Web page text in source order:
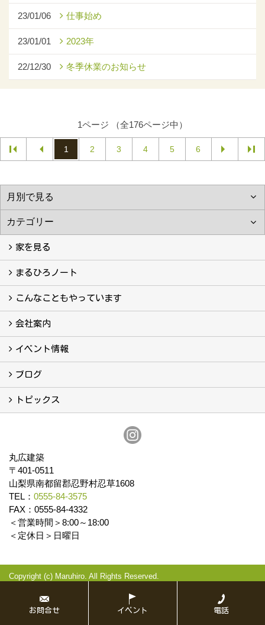
23/01/06 仕事始め
23/01/01 2023年
22/12/30 冬季休業のお知らせ
1ページ （全176ページ中）
1 2 3 4 5 6
家を見る
フォトギャラリー
現場レポート
完工事例
お客様の声
まるひろノート
真っ直ぐの家づくり
自慢の大工たち
こだわりの自然素材
快適な家のエッセンス
注文住宅ができるまで
こんなこともやっています
こんなこともやっています
会社案内
会社案内
まるひろの人
スタッフ紹介
プライバシーポリシー
イベント情報
イベント予告
イベント報告
ブログ
ブログ
トピックス
丸広建築
〒401-0511
山梨県南都留郡忍野村忍草1608
TEL： 0555-84-3575
FAX：0555-84-4332
＜営業時間＞8:00～18:00
＜定休日＞日曜日
Copyright (c) Maruhiro. All Rights Reserved.
お問合せ イベント 電話